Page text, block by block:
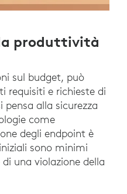
produttività
sul budget, può
requisiti e richieste di
alla sicurezza
come
degli endpoint è
sono minimi
una violazione della